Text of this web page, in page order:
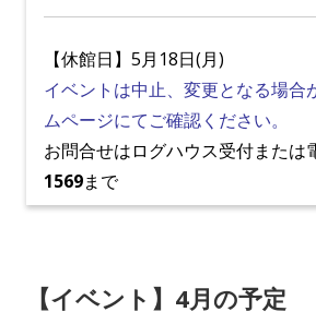
【休館日】5月18日(月)
イベントは中止、変更となる場合
ムページにてご確認ください。
お問合せはログハウス受付または
1569まで
【イベント】4月の予定